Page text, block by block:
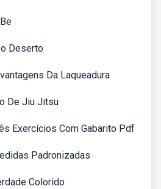
Deserto
Da Laqueadura
De Jiu Jitsu
Exercícios Com Gabarito Pdf
Padronizadas
Colorido